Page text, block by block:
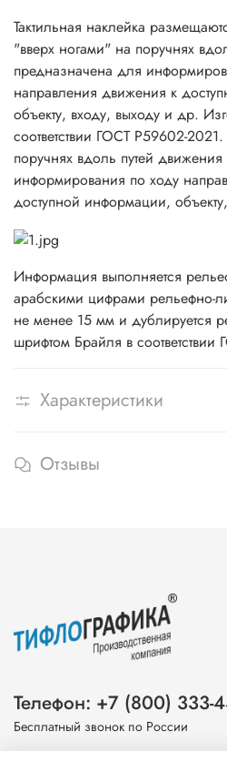
Тактильная наклейка
"вверх ногами" на поручнях
предназначена для
направления движения к
объекту, входу, выходу и др.
соответствии ГОСТ Р59602-
поручнях вдоль путей
информирования по ходу
доступной информации,
Информация выполняется
арабскими цифрами рельефно-
не менее 15 мм и дублируется
шрифтом Брайля в
Характеристики
Отзывы
Телефон: +7 (800) 333-
Бесплатный звонок по России